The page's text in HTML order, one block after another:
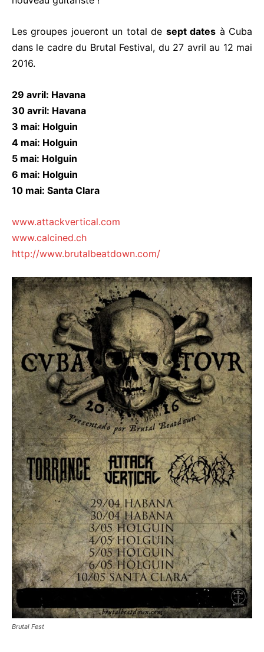
Les groupes joueront un total de sept dates à Cuba
dans le cadre du Brutal Festival, du 27 avril au 12 mai
2016.
29 avril: Havana
30 avril: Havana
3 mai: Holguin
4 mai: Holguin
5 mai: Holguin
6 mai: Holguin
10 mai: Santa Clara
www.attackvertical.com
www.calcined.ch
http://www.brutalbeatdown.com/
Brutal Fest